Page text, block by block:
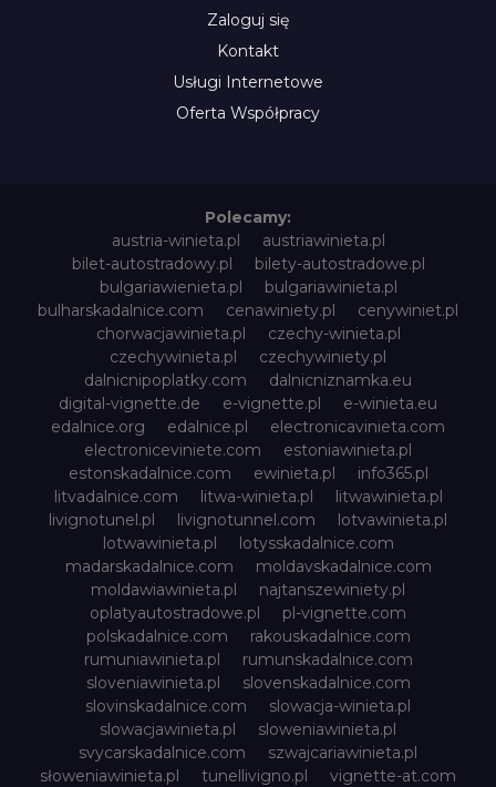
Zaloguj się
Kontakt
Usługi Internetowe
Oferta Współpracy
Polecamy:
austria-winieta.pl
austriawinieta.pl
bilet-autostradowy.pl
bilety-autostradowe.pl
bulgariawienieta.pl
bulgariawinieta.pl
bulharskadalnice.com
cenawiniety.pl
cenywiniet.pl
chorwacjawinieta.pl
czechy-winieta.pl
czechywinieta.pl
czechywiniety.pl
dalnicnipoplatky.com
dalnicniznamka.eu
digital-vignette.de
e-vignette.pl
e-winieta.eu
edalnice.org
edalnice.pl
electronicavinieta.com
electroniceviniete.com
estoniawinieta.pl
estonskadalnice.com
ewinieta.pl
info365.pl
litvadalnice.com
litwa-winieta.pl
litwawinieta.pl
livignotunel.pl
livignotunnel.com
lotvawinieta.pl
lotwawinieta.pl
lotysskadalnice.com
madarskadalnice.com
moldavskadalnice.com
moldawiawinieta.pl
najtanszewiniety.pl
oplatyautostradowe.pl
pl-vignette.com
polskadalnice.com
rakouskadalnice.com
rumuniawinieta.pl
rumunskadalnice.com
sloveniawinieta.pl
slovenskadalnice.com
slovinskadalnice.com
slowacja-winieta.pl
slowacjawinieta.pl
sloweniawinieta.pl
svycarskadalnice.com
szwajcariawinieta.pl
słoweniawinieta.pl
tunellivigno.pl
vignette-at.com